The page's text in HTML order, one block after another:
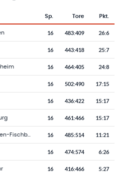
Toren und Punkten
Sp. Tore Pkt.
16 483:409 26:6
16 443:418 25:7
16 464:405 24:8
16 502:490 17:15
16 436:422 15:17
16 461:466 15:17
16 485:514 11:21
16 474:574 6:26
16 416:466 5:27